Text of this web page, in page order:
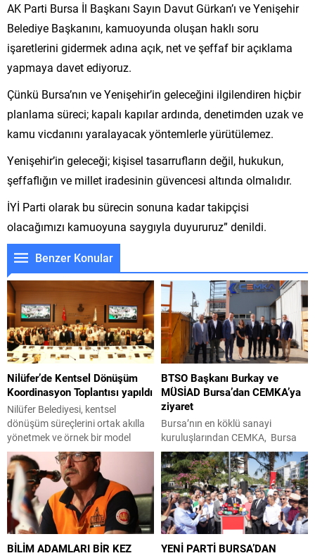
AK Parti Bursa İl Başkanı Sayın Davut Gürkan’ı ve Yenişehir
Belediye Başkanını, kamuoyunda oluşan haklı soru
işaretlerini gidermek adına açık, net ve şeffaf bir açıklama
yapmaya davet ediyoruz.
Çünkü Bursa’nın ve Yenişehir’in geleceğini ilgilendiren hiçbir
planlama süreci; kapalı kapılar ardında, denetimden uzak ve
kamu vicdanını yaralayacak yöntemlerle yürütülemez.
Yenişehir’in geleceği; kişisel tasarrufların değil, hukukun,
şeffaflığın ve millet iradesinin güvencesi altında olmalıdır.
İYİ Parti olarak bu sürecin sonuna kadar takipçisi
olacağımızı kamuoyuna saygıyla duyururuz” denildi.
Benzer Konular
Nilüfer’de Kentsel Dönüşüm
Koordinasyon Toplantısı yapıldı
Nilüfer Belediyesi, kentsel
dönüşüm süreçlerini ortak akılla
yönetmek ve örnek bir model
oluşturmak amacıyla Kentsel
Dönüşüm Koordinasyon
Toplantısı düzenledi. Akademik
odalar ve alanında uzman
isimlerin katıldığı toplantıda,
şeffaf ve katılımcı bir yol haritası
ele alındı. Nilüfer Belediyesi,
kentsel dönüşüm stratejilerini
BTSO Başkanı Burkay ve
MÜSİAD Bursa’dan CEMKA’ya
ziyaret
Bursa’nın en köklü sanayi
kuruluşlarından CEMKA, Bursa
Ticaret ve Sanayi Odası (BTSO)
Başkanı İbrahim Burkay, MÜSİAD
Bursa Şube Başkanı Alparslan
Şenocak ve beraberindeki
yönetim kurulu üyelerini ağırladı.
Yaklaşık bir saat süren ziyarette,
üretim sektörünün karşı karşıya
bulunduğu sorunlar, sanayinin
BİLİM ADAMLARI BİR KEZ
YENİ PARTİ BURSA’DAN